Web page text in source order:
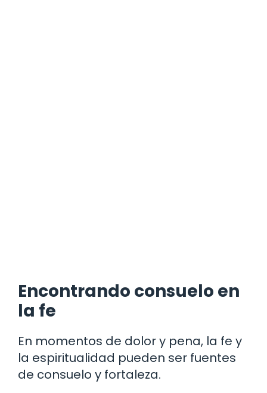
Encontrando consuelo en
la fe
En momentos de dolor y pena, la fe y
la espiritualidad pueden ser fuentes
de consuelo y fortaleza.